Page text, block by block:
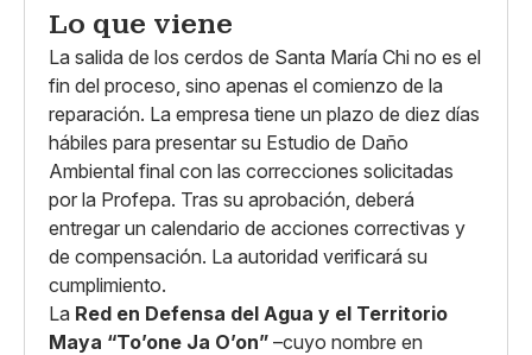
Lo que viene
La salida de los cerdos de Santa María Chi no es el
fin del proceso, sino apenas el comienzo de la
reparación. La empresa tiene un plazo de diez días
hábiles para presentar su Estudio de Daño
Ambiental final con las correcciones solicitadas
por la Profepa. Tras su aprobación, deberá
entregar un calendario de acciones correctivas y
de compensación. La autoridad verificará su
cumplimiento.
La Red en Defensa del Agua y el Territorio
Maya “To’one Ja O’on” –cuyo nombre en